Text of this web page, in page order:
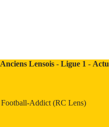
Anciens Lensois- Ligue 1 -
Football-Addict (RC Lens)